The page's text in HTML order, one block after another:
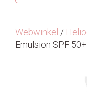
Webwinkel /
Emulsion SPF 50+